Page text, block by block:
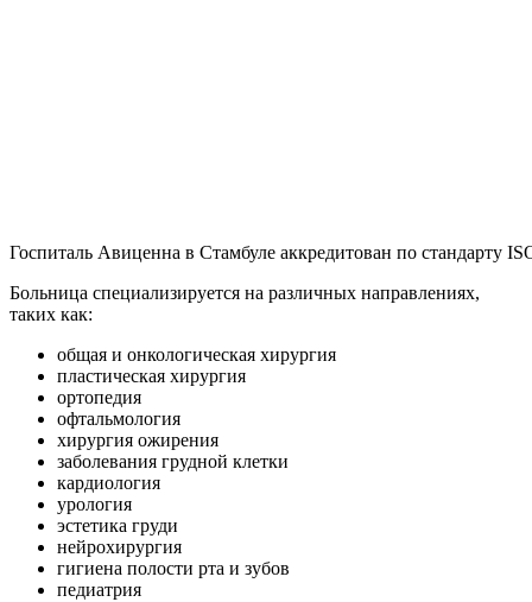
Госпиталь Авиценна в Стамбуле аккредитован по стандарту
Больница специализируется на различных направлениях,
таких как:
общая и онкологическая хирургия
пластическая хирургия
ортопедия
офтальмология
хирургия ожирения
заболевания грудной клетки
кардиология
урология
эстетика груди
нейрохирургия
гигиена полости рта и зубов
педиатрия